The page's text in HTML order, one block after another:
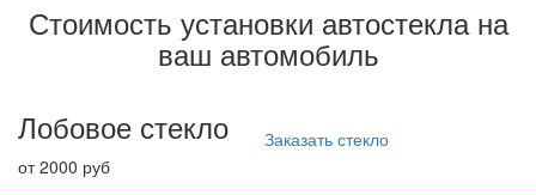
Стоимость установки автостекла на
ваш автомобиль
Лобовое стекло
от 2000 руб
Заказать стекло